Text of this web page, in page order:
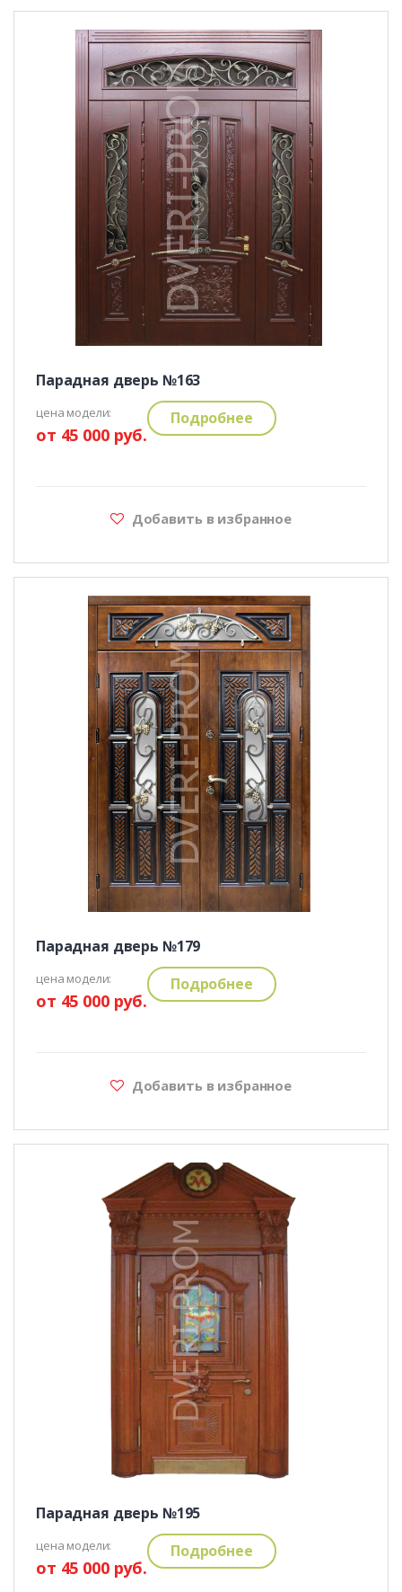
Парадная дверь №163
цена модели:
от 45 000 руб.
Подробнее
Добавить в избранное
Парадная дверь №179
цена модели:
от 45 000 руб.
Подробнее
Добавить в избранное
Парадная дверь №195
цена модели:
от 45 000 руб.
Подробнее